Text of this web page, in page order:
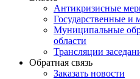
Антикризисные
Государственные и
Муниципальные
области
Трансляции
Обратная связь
Заказать новости